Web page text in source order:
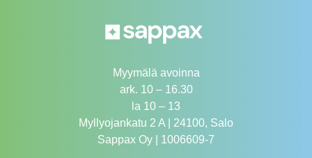
Myymälä avoinna
ark. 10 – 16.30
la 10 – 13
Myllyojankatu 2 A | 24100, Salo
Sappax Oy | 1006609-7